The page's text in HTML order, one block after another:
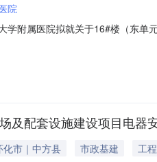
院
学附属医院拟就关于16#楼（东单
详情请看参数要求2、采购预算：
及配套设施建设项目电器
化市｜中方县 市政基建
工程